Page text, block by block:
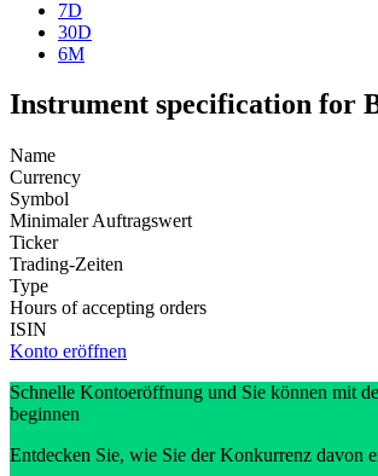
7D
30D
6M
Instrument specification for
Name
Currency
Symbol
Minimaler Auftragswert
Ticker
Trading-Zeiten
Type
Hours of accepting orders
ISIN
Konto eröffnen
Schnelle Kontoeröffnung und Sie können mit
beginnen
Entdecken Sie, wie Sie der Konkurrenz davon